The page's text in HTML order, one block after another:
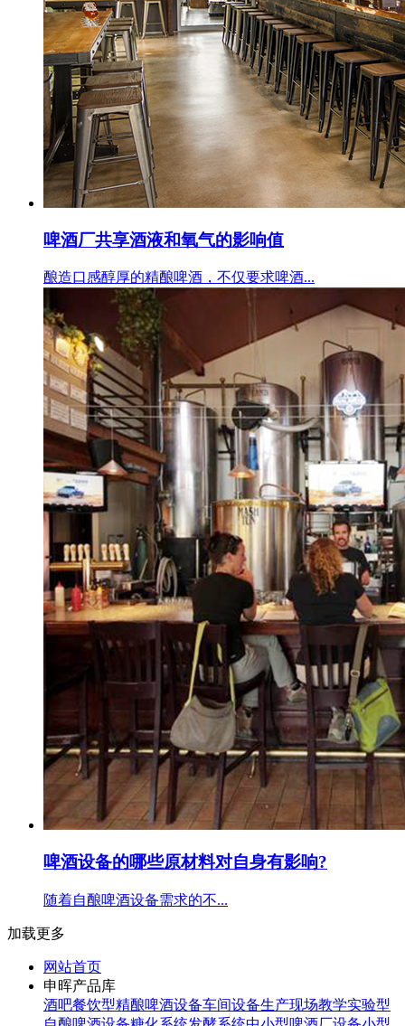
啤酒厂共享酒液和氧气的影响值
酿造口感醇厚的精酿啤酒，不仅要求啤酒...
啤酒设备的哪些原材料对自身有影响?
随着自酿啤酒设备需求的不...
加载更多
网站首页
申晖产品库
酒吧餐饮型精酿啤酒设备车间设备生产现场教学实验型